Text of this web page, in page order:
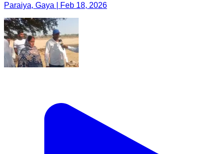
Paraiya, Gaya | Feb 18, 2026